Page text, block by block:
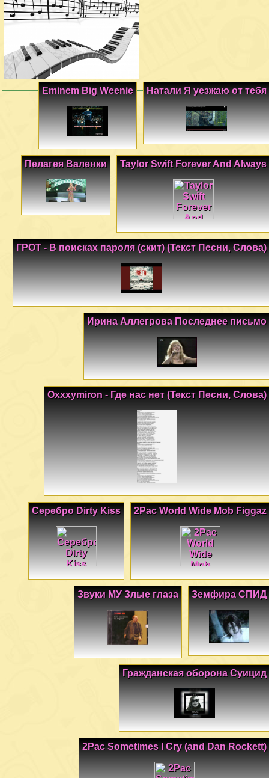
Натали Я уезжаю от тебя
Eminem Big Weenie
Taylor Swift Forever And Always
Пелагея Валенки
ГРОТ - В поисках пароля (скит) (Текст Песни, Слова)
Ирина Аллегрова Последнее письмо
Oxxxymiron - Где нас нет (Текст Песни, Слова)
2Pac World Wide Mob Figgaz
Серебро Dirty Kiss
Земфира СПИД
Звуки МУ Злые глаза
Гражданская оборона Суицид
2Pac Sometimes I Cry (and Dan Rockett)